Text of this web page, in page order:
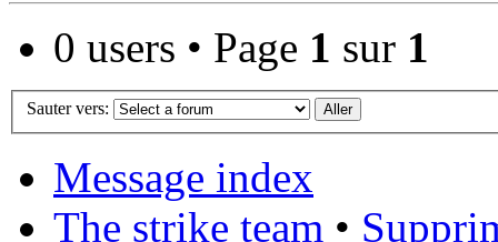
0 users • Page 1 sur 1
Sauter vers:
Message index
The strike team •